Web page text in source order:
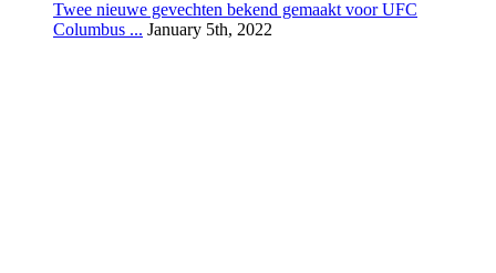
Twee nieuwe gevechten bekend gemaakt voor UFC
Columbus ... January 5th, 2022